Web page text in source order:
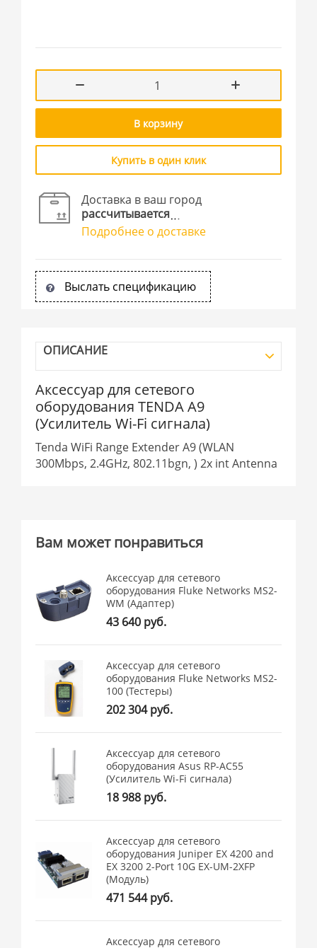
В корзину
Купить в один клик
Доставка в ваш город
рассчитывается
Подробнее о доставке
Выслать спецификацию
ОПИСАНИЕ
Аксессуар для сетевого
оборудования TENDA A9
(Усилитель Wi-Fi сигнала)
Tenda WiFi Range Extender A9 (WLAN
300Mbps, 2.4GHz, 802.11bgn, ) 2x int Antenna
Вам может понравиться
Аксессуар для сетевого
оборудования Fluke Networks MS2-
WM (Адаптер)
43 640 руб.
Аксессуар для сетевого
оборудования Fluke Networks MS2-
100 (Тестеры)
202 304 руб.
Аксессуар для сетевого
оборудования Asus RP-AC55
(Усилитель Wi-Fi сигнала)
18 988 руб.
Аксессуар для сетевого
оборудования Juniper EX 4200 and
EX 3200 2-Port 10G EX-UM-2XFP
(Модуль)
471 544 руб.
Аксессуар для сетевого